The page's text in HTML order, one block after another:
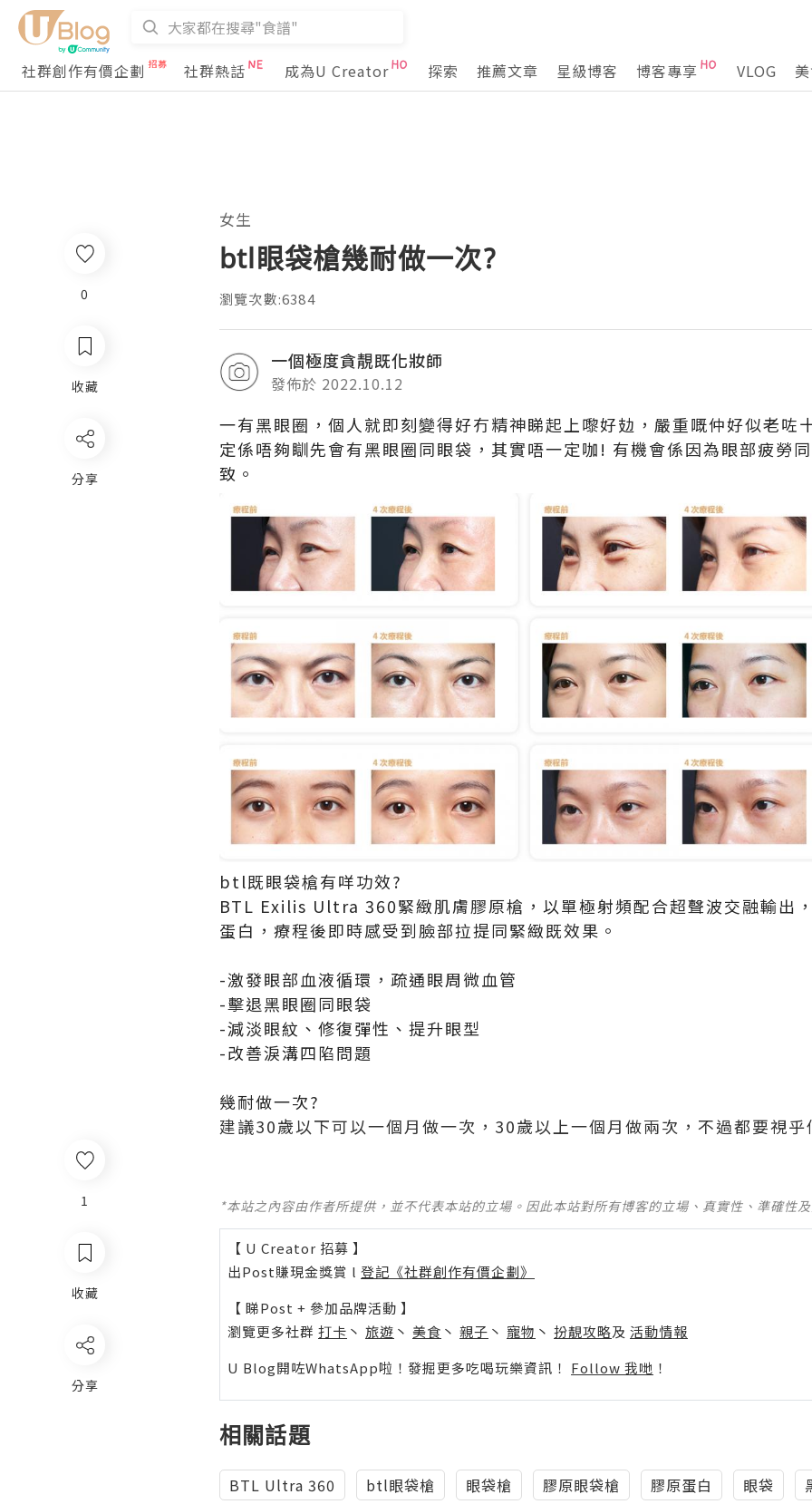
社群創作有價企劃 社群熱話 成為U Creator 探索 推薦文章 星級博客 博客專享 VLOG
1
收藏
分享
女生
btl眼袋槍幾耐做一次?
瀏覽次數:6384
一個極度貪靚既化妝師
發佈於 2022.10.12
一有黑眼圈，個人就即刻變得好冇精神睇起上嚟好攰，嚴重嘅仲好似老咗
定係唔夠瞓先會有黑眼圈同眼袋，其實唔一定咖! 有機會係因為眼部疲勞
致。
btl既眼袋槍有咩功效?
BTL Exilis Ultra 360緊緻肌膚膠原槍，以單極射頻配合超聲波交融輸出
蛋白，療程後即時感受到臉部拉提同緊緻既效果。
-激發眼部血液循環，疏通眼周微血管
-擊退黑眼圈同眼袋
-減淡眼紋、修復彈性、提升眼型​
-改善淚溝四陷問題
幾耐做一次?
建議30歲以下可以一個月做一次，30歲以上一個月做兩次，不過都要視
*本站之內容由作者所提供，並不代表本站的立場。因此本站對所有博客的立場、真實性、準確性
【 U Creator 招募 】
出Post賺現金獎賞 l 登記《社群創作有價企劃》
【 睇Post + 參加品牌活動 】
瀏覽更多社群 打卡 丶 旅遊 丶 美食 丶 親子 丶 寵物 丶 扮靚攻略及 活動情報
U Blog開咗WhatsApp啦！發掘更多吃喝玩樂資訊！ Follow 我哋 ！
相關話題
BTL Ultra 360 btl眼袋槍 眼袋槍 膠原眼袋槍 膠原蛋白 眼袋
0
收藏
分享